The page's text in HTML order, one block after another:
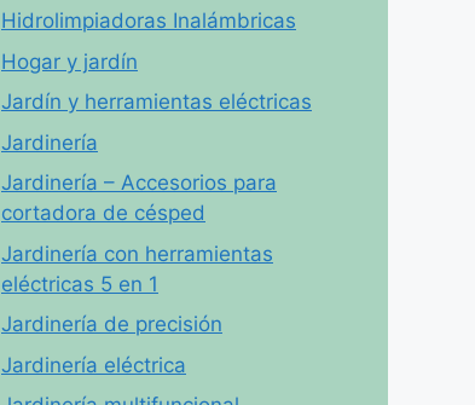
Hidrolimpiadoras Inalámbricas
Hogar y jardín
Jardín y herramientas eléctricas
Jardinería
Jardinería – Accesorios para
cortadora de césped
Jardinería con herramientas
eléctricas 5 en 1
Jardinería de precisión
Jardinería eléctrica